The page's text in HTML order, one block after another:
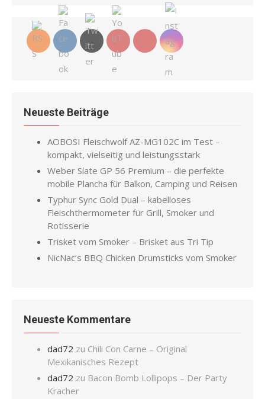
Neueste Beiträge
AOBOSI Fleischwolf AZ-MG102C im Test –
kompakt, vielseitig und leistungsstark
Weber Slate GP 56 Premium – die perfekte
mobile Plancha für Balkon, Camping und Reisen
Typhur Sync Gold Dual – kabelloses
Fleischthermometer für Grill, Smoker und
Rotisserie
Trisket vom Smoker – Brisket aus Tri Tip
NicNac’s BBQ Chicken Drumsticks vom Smoker
Neueste Kommentare
dad72 zu Chili Con Carne – Original
Mexikanisches Rezept
dad72 zu Bacon Bomb Lollipops – Der Party
Kracher